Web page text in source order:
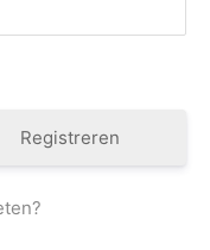
Registreren